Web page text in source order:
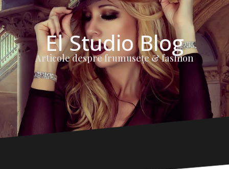
El Studio Blog
Articole despre frumuseţe & fashion